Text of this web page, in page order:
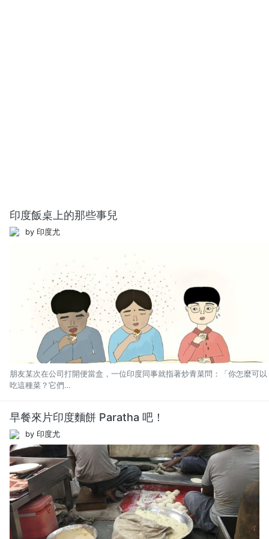
印度飯桌上的那些事兒
by 印度尤
朋友某次在公司打開便當盒，一位印度同事就指著炒青菜問：「你怎麼可以
吃這種菜？它們…
早餐來片印度麵餅 Paratha 吧！
by 印度尤